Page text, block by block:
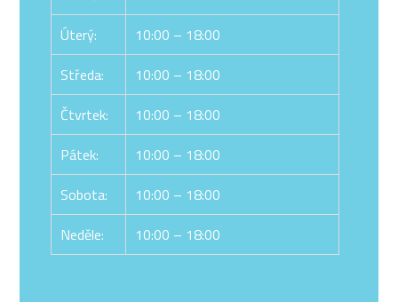
Úterý:
10:00 – 18:00
Středa:
10:00 – 18:00
Čtvrtek:
10:00 – 18:00
Pátek:
10:00 – 18:00
Sobota:
10:00 – 18:00
Neděle:
10:00 – 18:00